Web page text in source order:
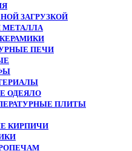
ЗАГРУЗКОЙ
МЕТАЛЛА
ПЕЧИ
ОДЕЯЛО
ПЛИТЫ
КИРПИЧИ